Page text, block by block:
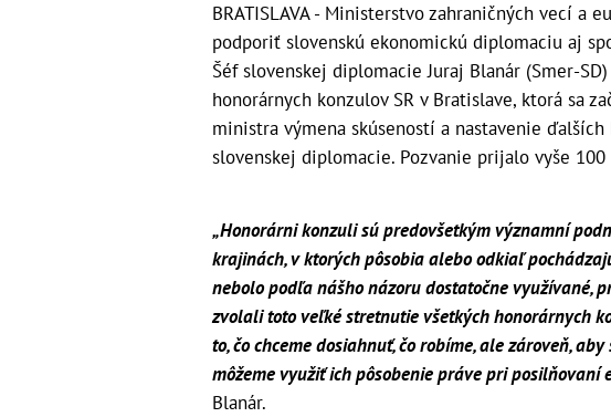
BRATISLAVA - Ministerstvo zahraničných vecí a
podporiť slovenskú ekonomickú diplomaciu aj
Šéf slovenskej diplomacie Juraj Blanár (Smer-
honorárnych konzulov SR v Bratislave, ktorá sa
ministra výmena skúseností a nastavenie
slovenskej diplomacie. Pozvanie prijalo vyše
„Honorárni konzuli sú predovšetkým významní
krajinách, v ktorých pôsobia alebo odkiaľ
nebolo podľa nášho názoru dostatočne využívané,
zvolali toto veľké stretnutie všetkých honorárnych
to, čo chceme dosiahnuť, čo robíme, ale zároveň,
môžeme využiť ich pôsobenie práve pri posilňovaní
Blanár.